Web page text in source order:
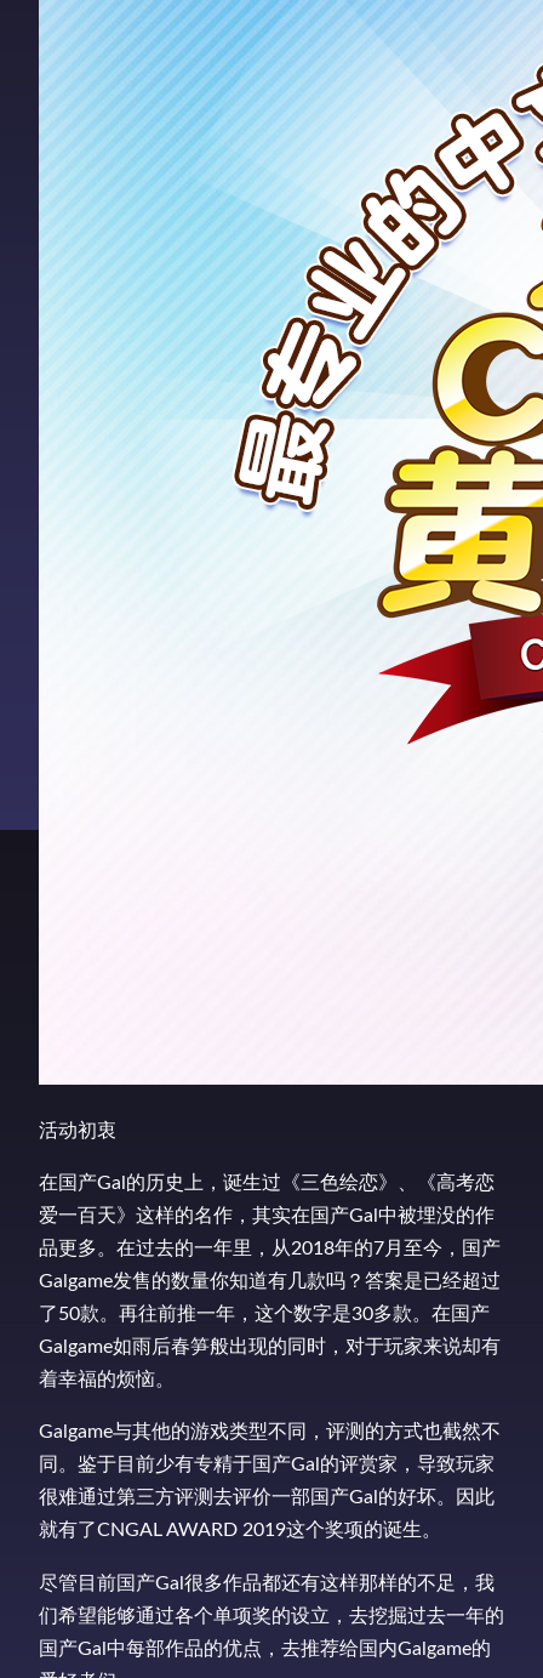
活动初衷
在国产Gal的历史上，诞生过《三色绘恋》、《高考恋
爱一百天》这样的名作，其实在国产Gal中被埋没的作
品更多。在过去的一年里，从2018年的7月至今，国产
Galgame发售的数量你知道有几款吗？答案是已经超过
了50款。再往前推一年，这个数字是30多款。在国产
Galgame如雨后春笋般出现的同时，对于玩家来说却有
着幸福的烦恼。
Galgame与其他的游戏类型不同，评测的方式也截然不
同。鉴于目前少有专精于国产Gal的评赏家，导致玩家
很难通过第三方评测去评价一部国产Gal的好坏。因此
就有了CNGAL AWARD 2019这个奖项的诞生。
尽管目前国产Gal很多作品都还有这样那样的不足，我
们希望能够通过各个单项奖的设立，去挖掘过去一年的
国产Gal中每部作品的优点，去推荐给国内Galgame的